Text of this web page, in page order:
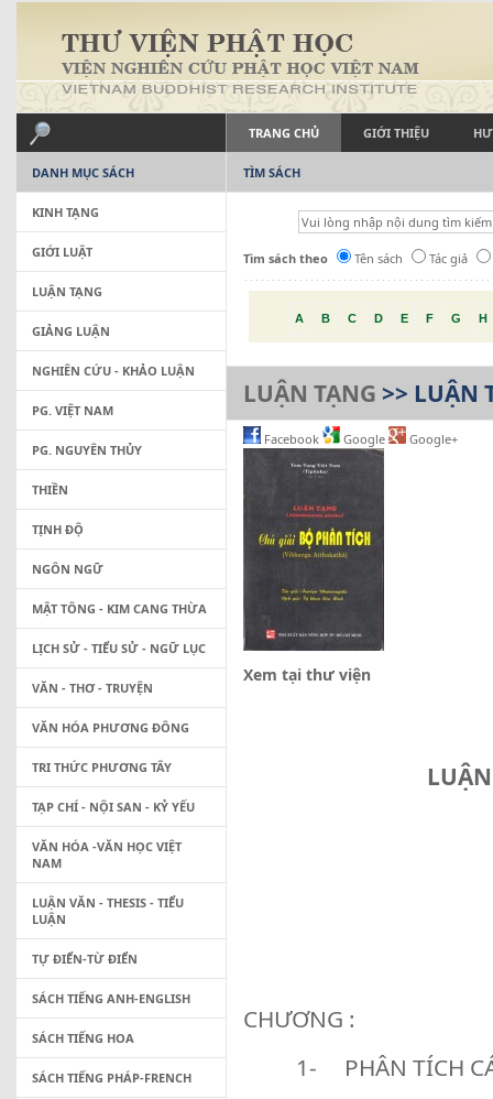
TRANG CHỦ GIỚI THIỆU
TÌM SÁCH
Tìm sách theo Tên sách Tác giả
A B C D E F G H
LUẬN TẠNG >> LUẬN
Facebook Google Google+
Xem tại thư viện
CHƯƠNG :
1- PHÂN TÍCH
DANH MỤC SÁCH
KINH TẠNG
GIỚI LUẬT
LUẬN TẠNG
GIẢNG LUẬN
NGHIÊN CỨU - KHẢO LUẬN
PG. VIỆT NAM
PG. NGUYÊN THỦY
THIỀN
TỊNH ĐỘ
NGÔN NGỮ
MẬT TÔNG - KIM CANG THỪA
LỊCH SỬ - TIỂU SỬ - NGỮ LỤC
VĂN - THƠ - TRUYỆN
VĂN HÓA PHƯƠNG ĐÔNG
TRI THỨC PHƯƠNG TÂY
TẠP CHÍ - NỘI SAN - KỶ YẾU
VĂN HÓA -VĂN HỌC VIỆT
NAM
LUẬN VĂN - THESIS - TIỂU
LUẬN
TỰ ĐIỂN-TỪ ĐIỂN
SÁCH TIẾNG ANH-ENGLISH
SÁCH TIẾNG HOA
SÁCH TIẾNG PHÁP-FRENCH